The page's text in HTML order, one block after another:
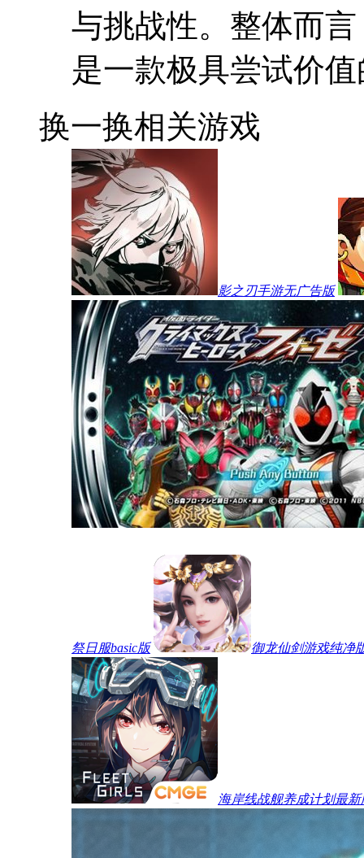
与挑战性。整体而
是一款极具尝试价
换一换相关游戏
影之刃手游无广告版
祭日服basic版 御龙仙剑游戏纯净
海岸线战舰养成计划最新